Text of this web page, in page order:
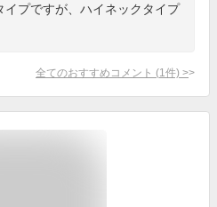
プですが、ハイネックタイプ
全てのおすすめコメント (1 件) >